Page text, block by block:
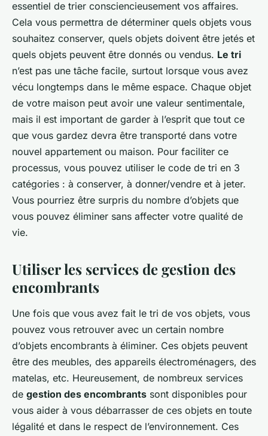
essentiel de trier consciencieusement vos affaires.
Cela vous permettra de déterminer quels objets vous
souhaitez conserver, quels objets doivent être jetés et
quels objets peuvent être donnés ou vendus. Le tri
n’est pas une tâche facile, surtout lorsque vous avez
vécu longtemps dans le même espace. Chaque objet
de votre maison peut avoir une valeur sentimentale,
mais il est important de garder à l’esprit que tout ce
que vous gardez devra être transporté dans votre
nouvel appartement ou maison. Pour faciliter ce
processus, vous pouvez utiliser le code de tri en 3
catégories : à conserver, à donner/vendre et à jeter.
Vous pourriez être surpris du nombre d’objets que
vous pouvez éliminer sans affecter votre qualité de
vie.
Utiliser les services de gestion des
encombrants
Une fois que vous avez fait le tri de vos objets, vous
pouvez vous retrouver avec un certain nombre
d’objets encombrants à éliminer. Ces objets peuvent
être des meubles, des appareils électroménagers, des
matelas, etc. Heureusement, de nombreux services
de gestion des encombrants sont disponibles pour
vous aider à vous débarrasser de ces objets en toute
légalité et dans le respect de l’environnement. Ces